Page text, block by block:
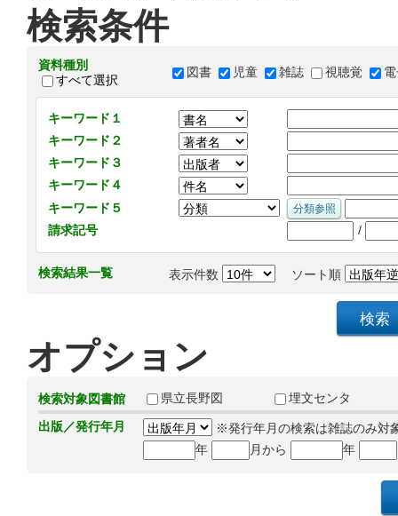
検索条件
資料種別
すべて選択
図書 児童 雑誌 視聴覚
キーワード１
キーワード２
キーワード３
キーワード４
キーワード５
請求記号
/
検索結果一覧 表示件数 ソート順
オプション
検索対象図書館 県立長野図
埋文センタ
出版／発行年月
※発行年月の検索は雑誌のみ対
年
月から 年